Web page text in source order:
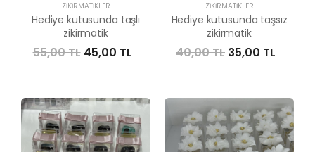
ZIKIRMATIKLER
Hediye kutusunda taşlı
zikirmatik
55,00 TL 45,00 TL
ZIKIRMATIKLER
Hediye kutusunda taşsız
zikirmatik
40,00 TL 35,00 TL